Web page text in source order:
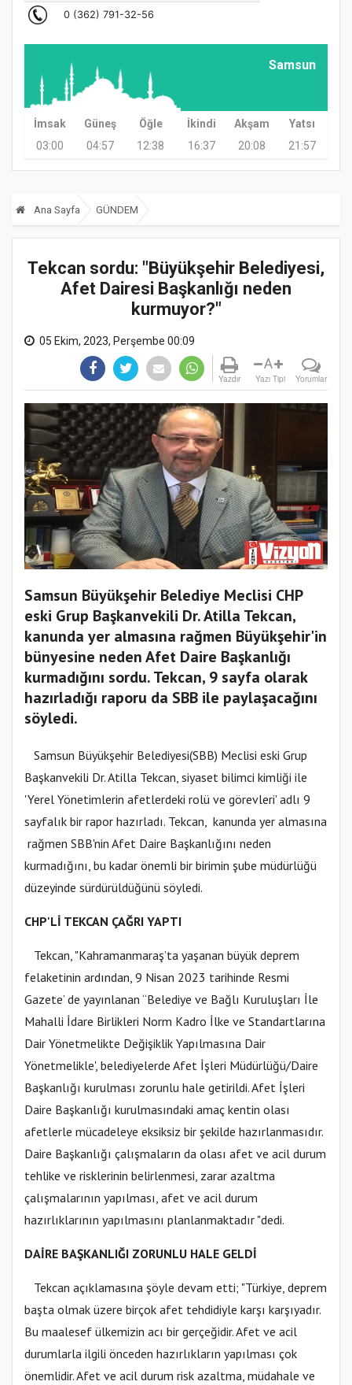
Samsun
İmsak Güneş Öğle İkindi Akşam
Yatsı
03:00
04:57 12:38 16:37 20:08 21:57
Ana Sayfa GÜNDEM
Tekcan sordu: "Büyükşehir Belediyesi,
Afet Dairesi Başkanlığı neden
kurmuyor?"
05 Ekim, 2023, Perşembe 00:09
Yazdır
A
Yazı Tipi Yorumlar
Samsun Büyükşehir Belediye Meclisi CHP
eski Grup Başkanvekili Dr. Atilla Tekcan,
kanunda yer almasına rağmen Büyükşehir'in
bünyesine neden Afet Daire Başkanlığı
kurmadığını sordu. Tekcan, 9 sayfa olarak
hazırladığı raporu da SBB ile paylaşacağını
söyledi.
Samsun Büyükşehir Belediyesi(SBB) Meclisi eski Grup
Başkanvekili Dr. Atilla Tekcan, siyaset bilimci kimliği ile
'Yerel Yönetimlerin afetlerdeki rolü ve görevleri' adlı 9
sayfalık bir rapor hazırladı. Tekcan, kanunda yer almasına
rağmen SBB'nin Afet Daire Başkanlığını neden
kurmadığını, bu kadar önemli bir birimin şube müdürlüğü
düzeyinde sürdürüldüğünü söyledi.
CHP'Lİ TEKCAN ÇAĞRI YAPTI
Tekcan, "Kahramanmaraş’ta yaşanan büyük deprem
felaketinin ardından, 9 Nisan 2023 tarihinde Resmi
Gazete’ de yayınlanan “Belediye ve Bağlı Kuruluşları İle
Mahalli İdare Birlikleri Norm Kadro İlke ve Standartlarına
Dair Yönetmelikte Değişiklik Yapılmasına Dair
Yönetmelikle', belediyelerde Afet İşleri Müdürlüğü/Daire
Başkanlığı kurulması zorunlu hale getirildi. Afet İşleri
Daire Başkanlığı kurulmasındaki amaç kentin olası
afetlerle mücadeleye eksiksiz bir şekilde hazırlanmasıdır.
Daire Başkanlığı çalışmaların da olası afet ve acil durum
tehlike ve risklerinin belirlenmesi, zarar azaltma
çalışmalarının yapılması, afet ve acil durum
hazırlıklarının yapılmasını planlanmaktadır "dedi.
DAİRE BAŞKANLIĞI ZORUNLU HALE GELDİ
Tekcan açıklamasına şöyle devam etti; "Türkiye, deprem
başta olmak üzere birçok afet tehdidiyle karşı karşıyadır.
Bu maalesef ülkemizin acı bir gerçeğidir. Afet ve acil
durumlarla ilgili önceden hazırlıkların yapılması çok
önemlidir. Afet ve acil durum risk azaltma, müdahale ve